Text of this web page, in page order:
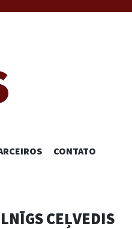
CONTATO
CEĻVEDIS